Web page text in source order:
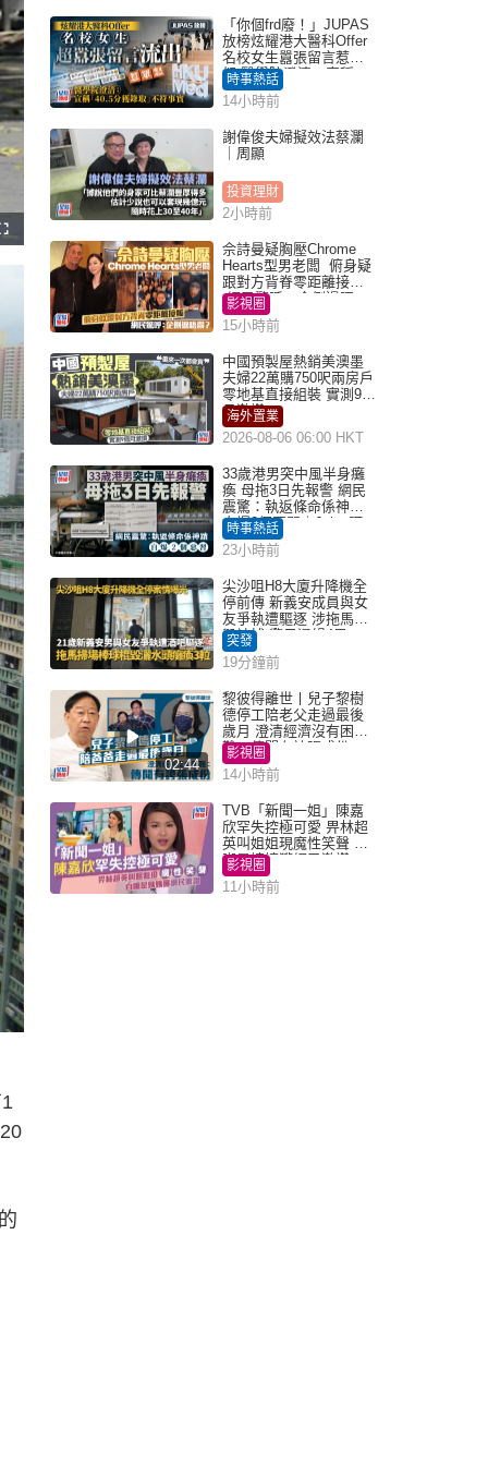
F
u
n
「你個frd廢！」JUPAS
放榜炫耀港大醫科Offer
名校女生囂張留言惹眾
怒 醫學院澄清：宣稱
「40.5分獲錄取」不符事
實｜Juicy叮
時事熱話
14小時前
謝偉俊夫婦擬效法蔡瀾
｜周顯
投資理財
2小時前
佘詩曼疑胸壓Chrome
Hearts型男老闆 俯身疑
跟對方背脊零距離接觸
網民驚呼：企側邊唔
得？
影視圈
15小時前
中國預製屋熱銷美澳墨
夫婦22萬購750呎兩房戶
零地基直接組裝 實測9個
月激讚
海外置業
2026-08-06 06:00 HKT
33歲港男突中風半身癱
瘓 母拖3日先報警 網民
震驚：執返條命係神蹟
自爆2個惡習｜Juicy叮
時事熱話
23小時前
尖沙咀H8大廈升降機全
停前傳 新義安成員與女
友爭執遭驅逐 涉拖馬刑
毀被捕 警另通緝4男
突發
19分鐘前
02:44
黎彼得離世丨兒子黎樹
德停工陪老父走過最後
歲月 澄清經濟沒有困
難：傳聞有誇張成份
影視圈
14小時前
TVB「新聞一姐」陳嘉
欣罕失控極可愛 畀林超
英叫姐姐現魔性笑聲 自
嘲是姨姨獲網民激讚
影視圈
11小時前